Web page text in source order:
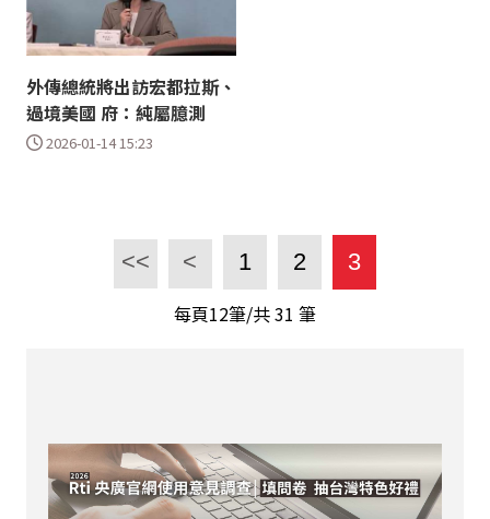
外傳總統將出訪宏都拉斯、
過境美國 府：純屬臆測
2026-01-14 15:23
<< < 1 2 3
每頁12筆/共31 筆